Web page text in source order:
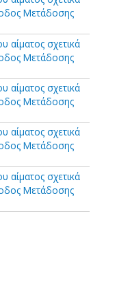
Μετάδοσης
αίματος σχετικά
Μετάδοσης
αίματος σχετικά
Μετάδοσης
αίματος σχετικά
Μετάδοσης
αίματος σχετικά
Μετάδοσης